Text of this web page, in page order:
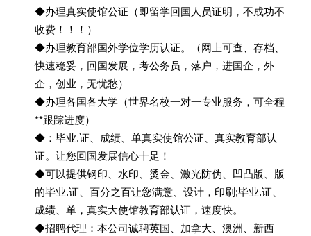
◆办理真实使馆公证（即留学回国人员证明，不成功不
收费！！！）
◆办理教育部国外学位学历认证。（网上可查、存档、
快速稳妥，回国发展，考公务员，落户，进国企，外
企，创业，无忧愁）
◆办理各国各大学（世界名校一对一专业服务，可全程
**跟踪进度）
◆：毕业.证、成绩、单真实使馆公证、真实教育部认
证。让您回国发展信心十足！
◆可以提供钢印、水印、烫金、激光防伪、凹凸版、版
的毕业.证、百分之百让您满意、设计，印刷;毕业.证、
成绩、单，真实大使馆教育部认证，速度快。
◆招聘代理：本公司诚聘英国、加拿大、澳洲、新西